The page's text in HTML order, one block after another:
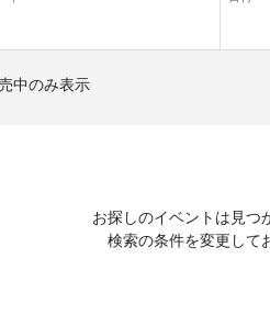
中のみ表示
お探しのイベントは見つ
検索の条件を変更して